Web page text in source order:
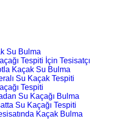
Su Bulma
Tespiti İçin Tesisatçı
Kaçak Su Bulma
Su Kaçak Tespiti
Tespiti
Su Kaçağı Bulma
Su Kaçağı Tespiti
Kaçak Bulma